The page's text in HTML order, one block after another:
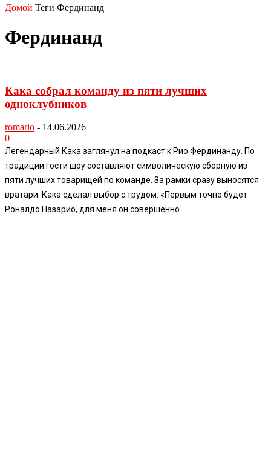
Домой Теги Фердинанд
Фердинанд
Кака собрал команду из пяти лучших
одноклубников
romario - 14.06.2026
0
Легендарный Кака заглянул на подкаст к Рио Фердинанду. По
традиции гости шоу составляют символическую сборную из
пяти лучших товарищей по команде. За рамки сразу выносятся
вратари. Кака сделал выбор с трудом: «Первым точно будет
Роналдо Назарио, для меня он совершенно...